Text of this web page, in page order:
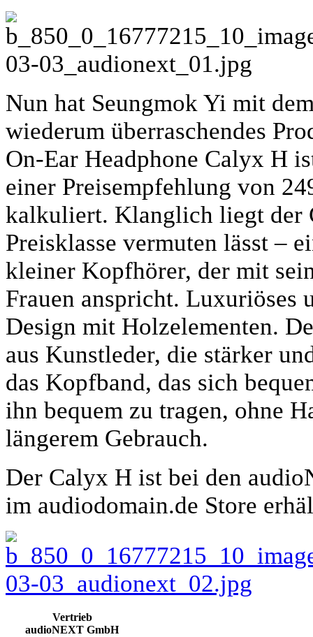
Nun hat Seungmok Yi mit
wiederum überraschendes
On-Ear Headphone Calyx H
einer Preisempfehlung von
kalkuliert. Klanglich liegt der
Preisklasse vermuten lässt –
kleiner Kopfhörer, der mit
Frauen anspricht. Luxuriöses
Design mit Holzelementen.
aus Kunstleder, die stärker
das Kopfband, das sich
ihn bequem zu tragen, ohne
längerem Gebrauch.
Der Calyx H ist bei den
im audiodomain.de Store
Vertrieb
audioNEXT GmbH